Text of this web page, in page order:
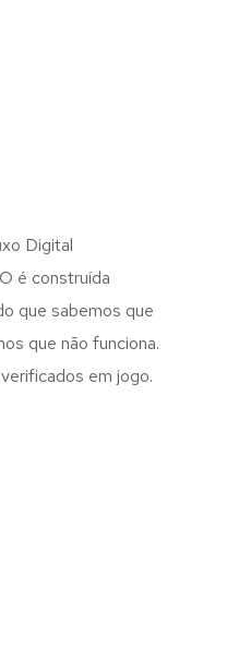
é construída
que sabemos que
que não funciona.
em jogo.